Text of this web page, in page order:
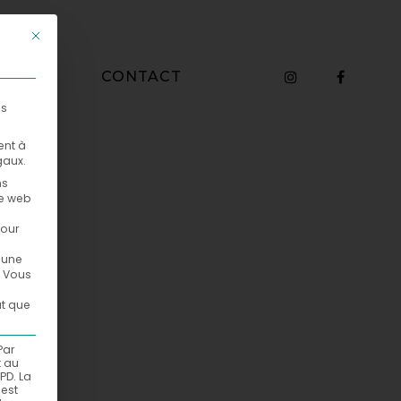
CONTACT
Ce bouton ferme la boîte de dialogue. Ses fonctions sont
à
web
Vous
que
au
La